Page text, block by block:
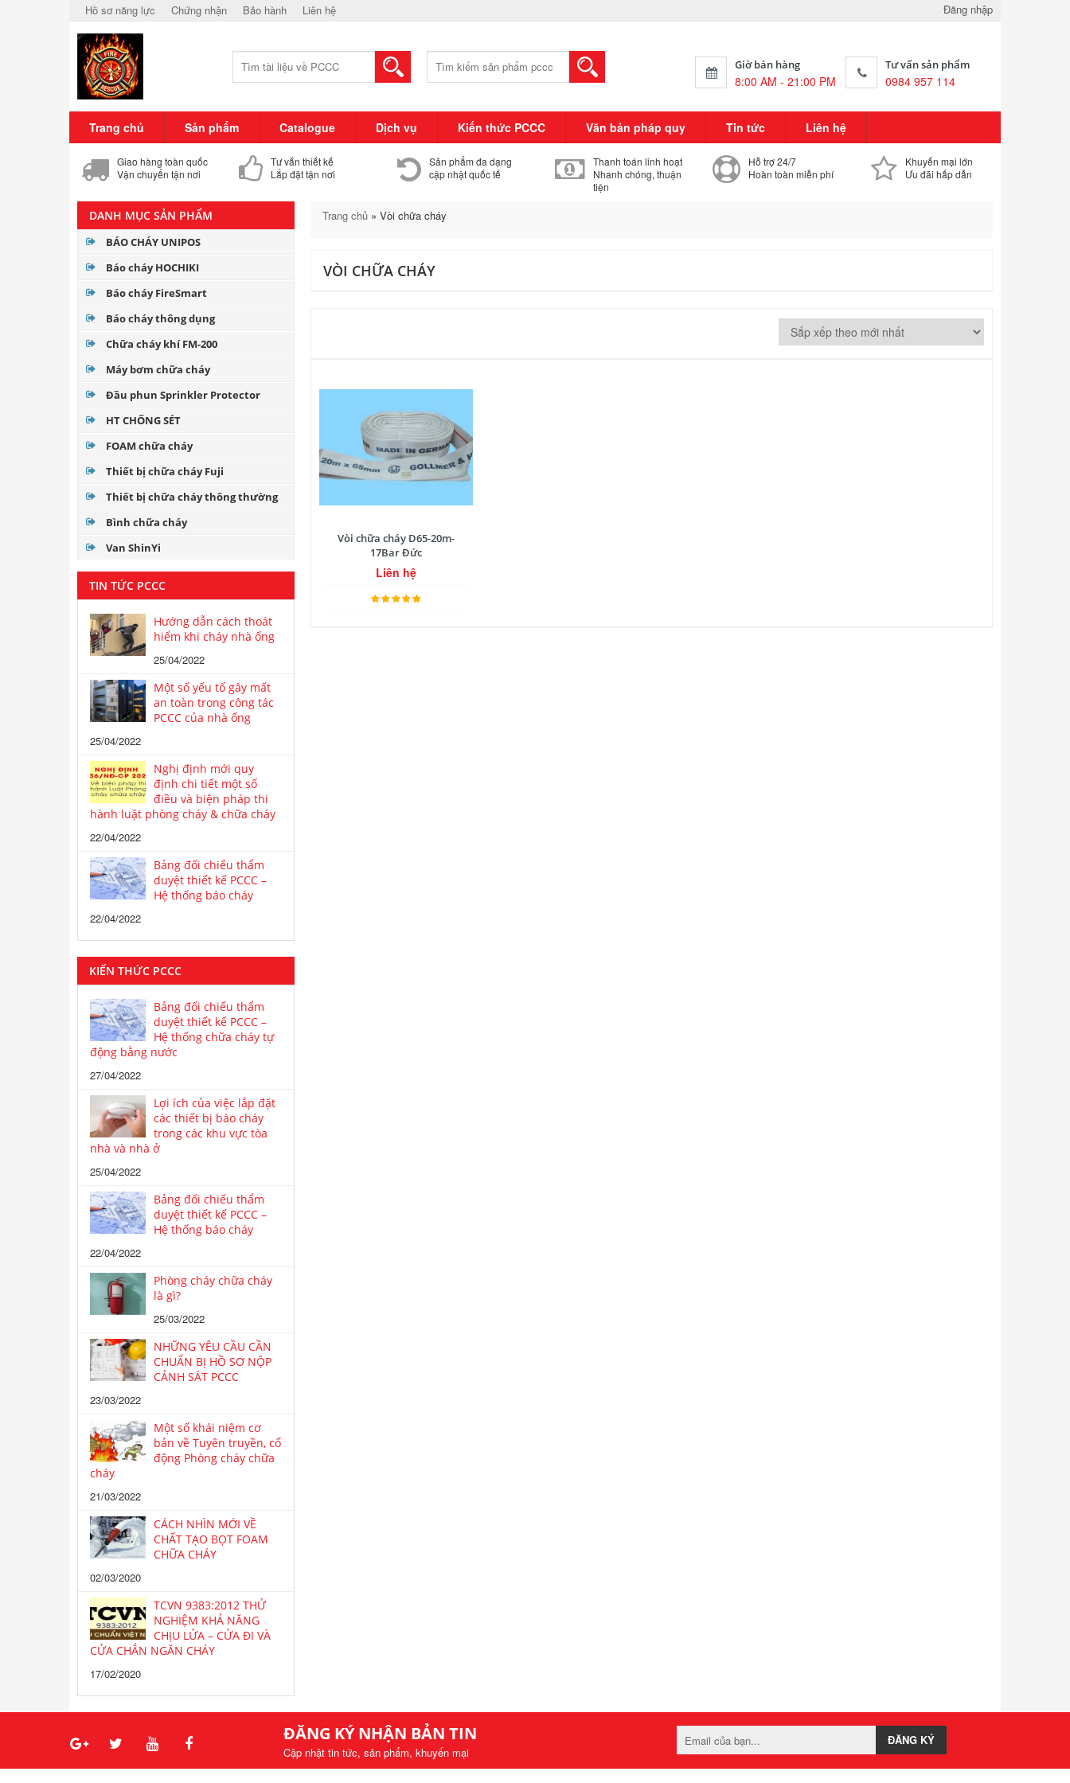
Hồ sơ năng lực Chứng nhận Bảo hành Liên hệ Đăng nhập
kiếm:
Giờ bán hàng
8:00 AM - 21:00 PM
Tư vấn sản phẩm
0984 957 114
Trang chủ Sản phẩm Catalogue Dịch vụ Kiến thức PCCC Văn bản pháp quy Tin tức Liên hệ
Giao hàng toàn quốc
Vận chuyển tận nơi
Tư vấn thiết kế
Lắp đặt tận nơi
Sản phẩm đa dạng
cập nhật quốc tế
Thanh toán linh hoạt
Nhanh chóng, thuận
tiện
Hỗ trợ 24/7
Hoàn toàn miễn phí
Khuyến mại lớn
Ưu đãi hấp dẫn
DANH MỤC SẢN PHẨM
BÁO CHÁY UNIPOS
Báo cháy HOCHIKI
Báo cháy FireSmart
Báo cháy thông dụng
Chữa cháy khí FM-200
Máy bơm chữa cháy
Đầu phun Sprinkler Protector
HT CHỐNG SÉT
FOAM chữa cháy
Thiết bị chữa cháy Fuji
Thiết bị chữa cháy thông thường
Bình chữa cháy
Van ShinYi
TIN TỨC PCCC
Hướng dẫn cách thoát
hiểm khi cháy nhà ống
25/04/2022
Một số yếu tố gây mất
an toàn trong công tác
PCCC của nhà ống
25/04/2022
Nghị định mới quy
định chi tiết một số
điều và biện pháp thi
hành luật phòng cháy & chữa cháy
22/04/2022
Bảng đối chiếu thẩm
duyệt thiết kế PCCC –
Hệ thống báo cháy
22/04/2022
KIẾN THỨC PCCC
Bảng đối chiếu thẩm
duyệt thiết kế PCCC –
Hệ thống chữa cháy tự
động bằng nước
27/04/2022
Lợi ích của việc lắp đặt
các thiết bị báo cháy
trong các khu vực tòa
nhà và nhà ở
25/04/2022
Bảng đối chiếu thẩm
duyệt thiết kế PCCC –
Hệ thống báo cháy
22/04/2022
Phòng cháy chữa cháy
là gì?
25/03/2022
NHỮNG YÊU CẦU CẦN
CHUẨN BỊ HỒ SƠ NỘP
CẢNH SÁT PCCC
23/03/2022
Một số khái niệm cơ
bản về Tuyên truyền, cổ
động Phòng cháy chữa
cháy
21/03/2022
CÁCH NHÌN MỚI VỀ
CHẤT TẠO BỌT FOAM
CHỮA CHÁY
02/03/2020
TCVN 9383:2012 THỬ
NGHIỆM KHẢ NĂNG
CHỊU LỬA – CỬA ĐI VÀ
CỬA CHẮN NGĂN CHÁY
17/02/2020
Trang chủ» Vòi chữa cháy
VÒI CHỮA CHÁY
Vòi chữa cháy D65-20m-
17Bar Đức
Liên hệ
ĐĂNG KÝ NHẬN BẢN TIN
Cập nhật tin tức, sản phẩm, khuyến mại
ĐĂNG KÝ